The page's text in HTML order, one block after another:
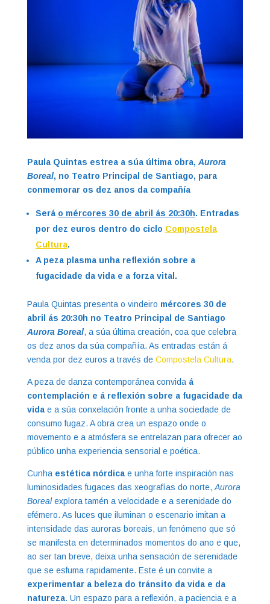
Paula Quintas estrea a súa última obra, Aurora
Boreal, no Teatro Principal de Santiago, para
conmemorar os dez anos da compañía
Será o mércores 30 de abril ás 20:30h. Entradas
por dez euros dentro do ciclo Compostela
Cultura.
A peza plasma unha reflexión sobre a
fugacidade da vida e a forza vital.
Paula Quintas presenta o vindeiro mércores 30 de
abril ás 20:30h no Teatro Principal de Santiago
Aurora Boreal, a súa última creación, coa que celebra
os dez anos da súa compañía. As entradas están á
venda por dez euros a través de Compostela Cultura.
A peza de danza contemporánea convida á
contemplación e á reflexión sobre a fugacidade da
vidae a súa conxelación fronte a unha sociedade de
consumo fugaz. A obra crea un espazo onde o
movemento e a atmósfera se entrelazan para ofrecer ao
público unha experiencia sensorial e poética.
Cunha estética nórdicae unha forte inspiración nas
luminosidades fugaces das xeografías do norte,Aurora
Borealexplora tamén a velocidade e a serenidade do
efémero. As luces que iluminan o escenario imitan a
intensidade das auroras boreais, un fenómeno que só
se manifesta en determinados momentos do ano e que,
ao ser tan breve, deixa unha sensación de serenidade
que se esfuma rapidamente. Este é un convite a
experimentar a beleza do tránsito da vida e da
natureza. Un espazo para a reflexión, a paciencia e a